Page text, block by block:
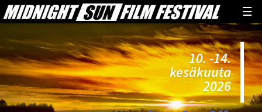
☰
10. -14.
kesäkuuta
2026